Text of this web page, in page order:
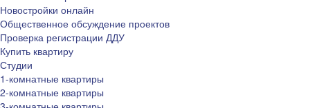
Новостройки онлайн
Общественное обсуждение проектов
Проверка регистрации ДДУ
Купить квартиру
Студии
1-комнатные квартиры
2-комнатные квартиры